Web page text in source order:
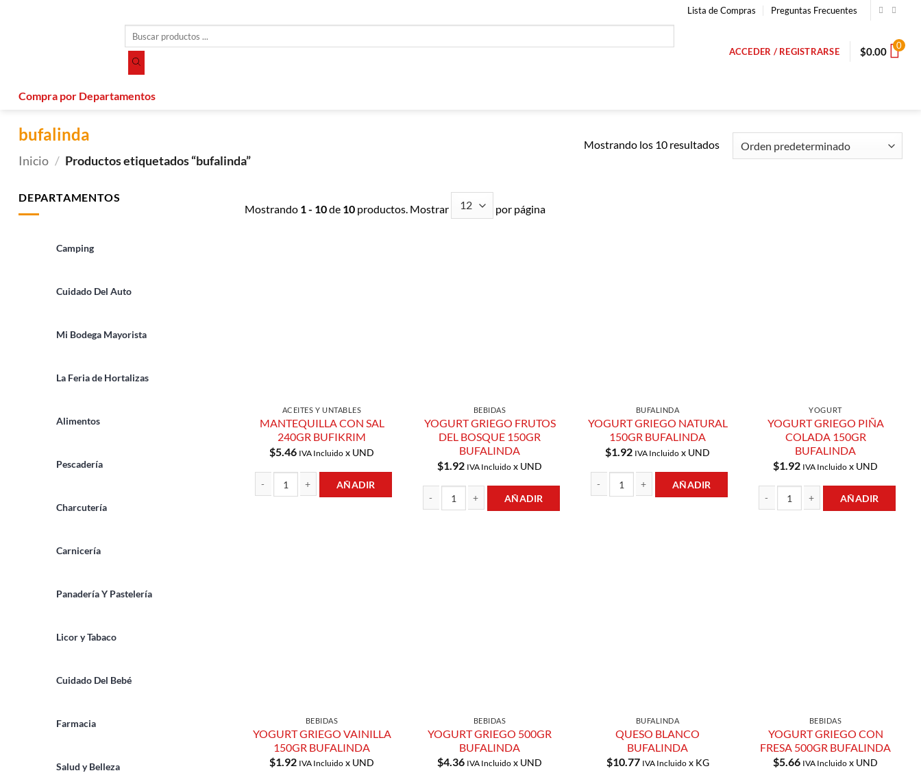
Lista de Compras Preguntas Frecuentes
productos
ACCEDER / REGISTRARSE $0.00 0
Compra por Departamentos
bufalinda
Inicio / Productos etiquetados “bufalinda”
Mostrando los 10 resultados
DEPARTAMENTOS
Camping
Cuidado Del Auto
Mi Bodega Mayorista
La Feria de Hortalizas
Alimentos
Pescadería
Charcutería
Carnicería
Panadería Y Pastelería
Licor y Tabaco
Cuidado Del Bebé
Farmacia
Salud y Belleza
Mostrando 1 - 10de 10 productos. Mostrar por página
ACEITES Y UNTABLES
MANTEQUILLA CON SAL
240GR BUFIKRIM
$5.46 IVA Incluido x UND
MANTEQUILLA CON SAL 240GR BUFIKRIM cantidad
AÑADIR
BEBIDAS
YOGURT GRIEGO FRUTOS
DEL BOSQUE 150GR
BUFALINDA
$1.92 IVA Incluido x UND
AÑADIR
BUFALINDA
YOGURT GRIEGO NATURAL
150GR BUFALINDA
$1.92 IVA Incluido x UND
YOGURT GRIEGO NATURAL 150GR BUFALINDA cantidad
AÑADIR
YOGURT
YOGURT GRIEGO PIÑA
COLADA 150GR
BUFALINDA
$1.92 IVA Incluido x UND
AÑADIR
BEBIDAS
YOGURT GRIEGO VAINILLA
150GR BUFALINDA
$1.92 IVA Incluido x UND
BEBIDAS
YOGURT GRIEGO 500GR
BUFALINDA
$4.36 IVA Incluido x UND
BUFALINDA
QUESO BLANCO
BUFALINDA
$10.77 IVA Incluidox KG
BEBIDAS
YOGURT GRIEGO CON
FRESA 500GR BUFALINDA
$5.66 IVA Incluido x UND